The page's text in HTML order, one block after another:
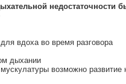
недостаточности
вдоха во время разговора
дыхании
возможно